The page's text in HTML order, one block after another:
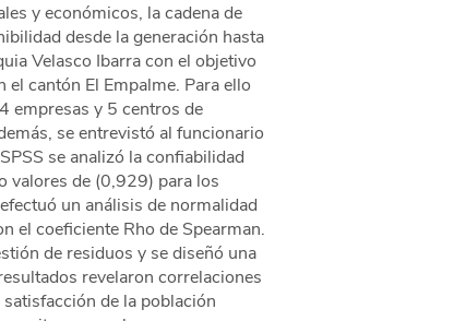
y económicos, la cadena de
desde la generación hasta
Velasco Ibarra con el objetivo
cantón El Empalme. Para ello
empresas y 5 centros de
se entrevistó al funcionario
se analizó la confiabilidad
valores de (0,929) para los
un análisis de normalidad
el coeficiente Rho de Spearman.
de residuos y se diseñó una
revelaron correlaciones
de la población